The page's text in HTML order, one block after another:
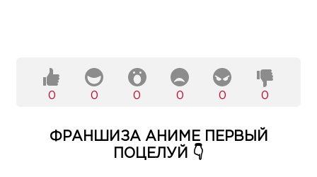
0 0 0 0 0 0
ФРАНШИЗА АНИМЕ ПЕРВЫЙ
ПОЦЕЛУЙ 👇